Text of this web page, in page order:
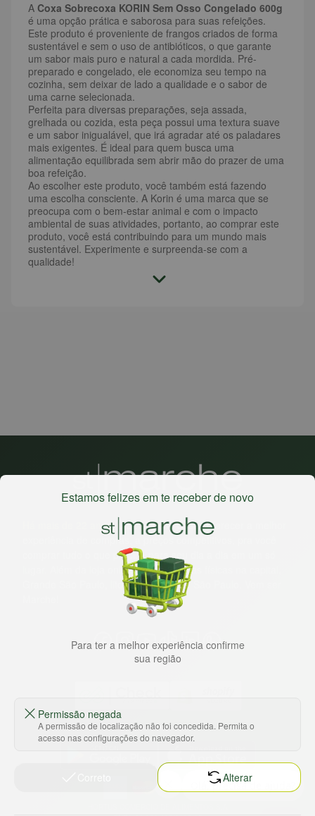
A Coxa Sobrecoxa KORIN Sem Osso Congelado 600g
é uma opção prática e saborosa para suas refeições.
Este produto é proveniente de frangos criados de forma
sustentável e sem o uso de antibióticos, o que garante
um sabor mais puro e natural a cada mordida. Pré-
preparado e congelado, ele economiza seu tempo na
cozinha, sem deixar de lado a qualidade e o sabor de
uma carne selecionada.
Perfeita para diversas preparações, seja assada,
grelhada ou cozida, esta peça possui uma textura suave
e um sabor inigualável, que irá agradar até os paladares
mais exigentes. É ideal para quem busca uma
alimentação equilibrada sem abrir mão do prazer de uma
boa refeição.
Ao escolher este produto, você também está fazendo
uma escolha consciente. A Korin é uma marca que se
preocupa com o bem-estar animal e com o impacto
ambiental de suas atividades, portanto, ao comprar este
produto, você está contribuindo para um mundo mais
sustentável. Experimente e surpreenda-se com a
qualidade!
Há mais de 22 anos, o St. Marche busca oferecer a melhor
experiência de compras, a preços competitivos, pra você
comprar tudo o que precisa para seu dia a dia em um só
lugar. Além da loja online temos 31 lojas físicas na capital,
Grande São Paulo, litoral e interior de São Paulo. Vem ser
Baixe nosso app
Estamos felizes em te receber de novo
Para ter a melhor experiência confirme
sua região
Permissão negada
A permissão de localização não foi concedida. Permita o
acesso nas configurações do navegador.
Alterar